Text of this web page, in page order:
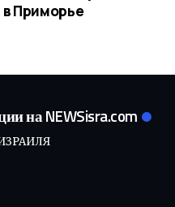
в Приморье
на NEWSisra.com